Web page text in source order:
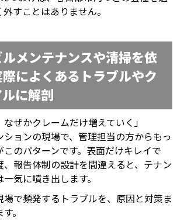
すことはありません。
メンテナンスや清掃を依
によくあるトラブルやク
に解剖
なぜかクレームだけ増えていく」
ョンの現場で、管理担当の方からもっ
このパターンです。表面だけキレイで
報告体制の設計を間違えると、テナン
気に噴き出します。
場で頻発するトラブルを、原因と対策ま
。